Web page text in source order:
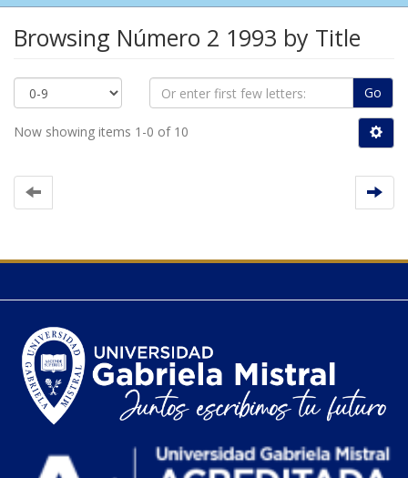
Browsing Número 2 1993 by Title
Go
Now showing items 1-0 of 10